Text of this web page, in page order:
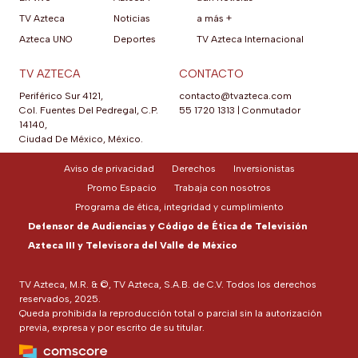
TV Azteca
Azteca UNO
Noticias
Deportes
a más +
TV Azteca Internacional
TV AZTECA
Periférico Sur 4121,
Col. Fuentes Del Pedregal, C.P.
14140,
Ciudad De México, México.
CONTACTO
contacto@tvazteca.com
55 1720 1313
Conmutador
TV Azteca, M.R. & ©, TV Azteca, S.A.B. de C.V. Todos los derechos
reservados, 2025.
Queda prohibida la reproducción total o parcial sin la autorización
previa, expresa y por escrito de su titular.
Aviso de privacidad Derechos
Inversionistas
Promo Espacio
Trabaja con nosotros
Programa de ética, integridad y cumplimiento
Defensor de Audiencias y Código de Ética de Televisión
Azteca III y Televisora del Valle de México